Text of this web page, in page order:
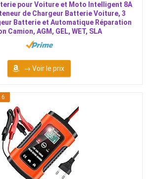
pour Voiture et Moto Intelligent 8A
de Chargeur Batterie Voiture, 3
Batterie et Automatique Réparation
Camion, AGM, GEL, WET, SLA
→ Voir le prix
6